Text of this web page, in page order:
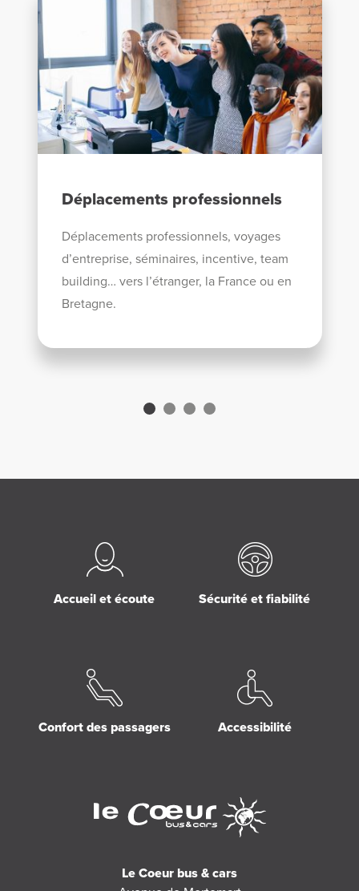
Déplacements professionnels
Déplacements professionnels, voyages
d’entreprise, séminaires, incentive, team
building… vers l’étranger, la France ou en
Bretagne.
Accueil et écoute Sécurité et fiabilité
Confort des passagers Accessibilité
Le Coeur bus & cars